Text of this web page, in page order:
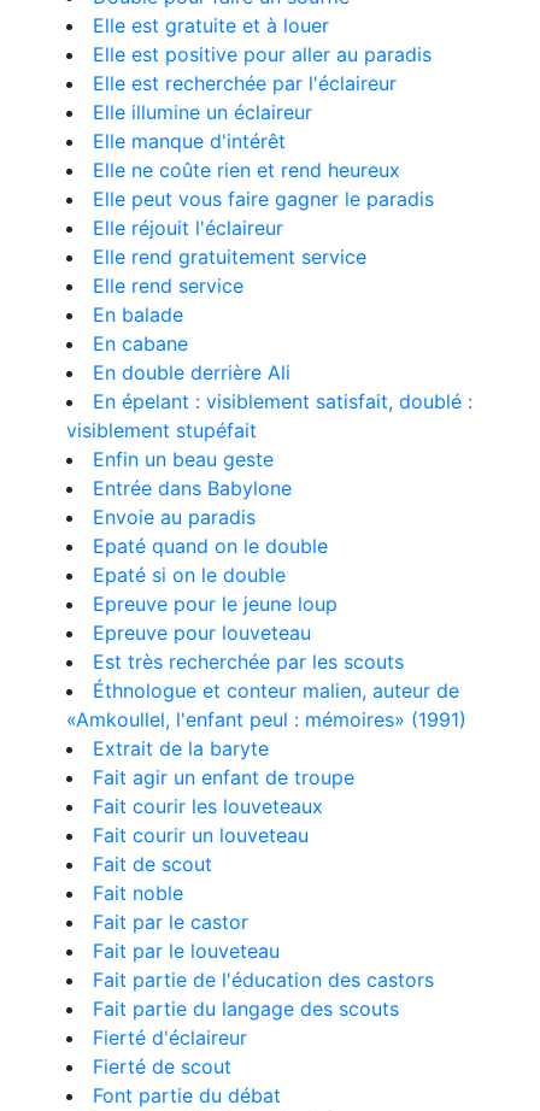
Elle est gratuite et à louer
Elle est positive pour aller au paradis
Elle est recherchée par l'éclaireur
Elle illumine un éclaireur
Elle manque d'intérêt
Elle ne coûte rien et rend heureux
Elle peut vous faire gagner le paradis
Elle réjouit l'éclaireur
Elle rend gratuitement service
Elle rend service
En balade
En cabane
En double derrière Ali
En épelant : visiblement satisfait, doublé :
visiblement stupéfait
Enfin un beau geste
Entrée dans Babylone
Envoie au paradis
Epaté quand on le double
Epaté si on le double
Epreuve pour le jeune loup
Epreuve pour louveteau
Est très recherchée par les scouts
Éthnologue et conteur malien, auteur de
«Amkoullel, l'enfant peul : mémoires» (1991)
Extrait de la baryte
Fait agir un enfant de troupe
Fait courir les louveteaux
Fait courir un louveteau
Fait de scout
Fait noble
Fait par le castor
Fait par le louveteau
Fait partie de l'éducation des castors
Fait partie du langage des scouts
Fierté d'éclaireur
Fierté de scout
Font partie du débat